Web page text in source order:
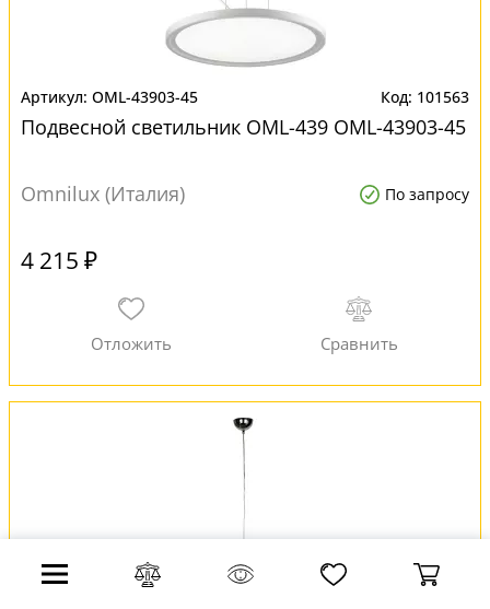
OML-43903-45 101563
Подвесной светильник OML-439 OML-43903-45
Omnilux (Италия) По запросу
4 215 ₽